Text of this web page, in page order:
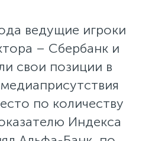
ведущие игроки
– Сбербанк и
свои позиции в
по количеству
Индекса